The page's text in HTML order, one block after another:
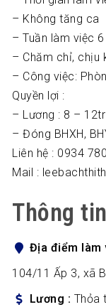
– Không tăng ca
– Tuần làm việc
– Chăm chỉ, chịu
– Công việc:
Quyền lợi :
– Lương : 8 – 12tr
– Đóng BHXH,
Liên hệ : 0934
Mail :
Thông
Địa điểm làm
104/11 Ấp 3, xã
Lương
Thỏa